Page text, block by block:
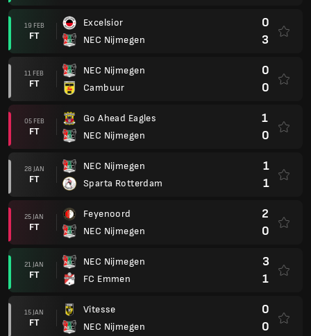
19 FEB
FT
Excelsior
NEC Nijmegen
0
3
11 FEB
FT
NEC Nijmegen
Cambuur
0
0
05 FEB
FT
Go Ahead Eagles
NEC Nijmegen
1
0
28 JAN
FT
NEC Nijmegen
Sparta Rotterdam
1
1
25 JAN
FT
Feyenoord
NEC Nijmegen
2
0
21 JAN
FT
NEC Nijmegen
FC Emmen
3
1
15 JAN
FT
Vitesse
NEC Nijmegen
0
0